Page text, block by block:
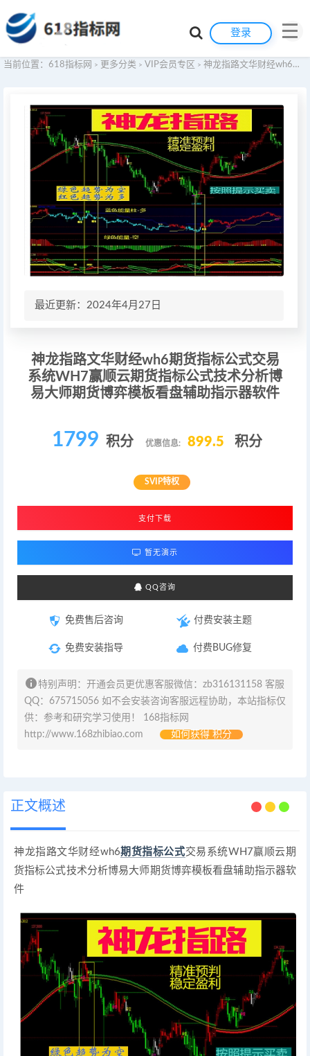
登录
当前位置： 618指标网 > 更多分类 > VIP会员专区 > 神龙指路文华财经wh6期货指标公式交易系统WH7赢顺云期货指标公式技术分析博易大师期货博弈模板看盘辅助指示器软件
最近更新：2024年4月27日
神龙指路文华财经wh6期货指标公式交易
系统WH7赢顺云期货指标公式技术分析博
易大师期货博弈模板看盘辅助指示器软件
1799 积分 优惠信息: 899.5 积分
SVIP特权
支付下载
暂无演示
QQ咨询
免费售后咨询
免费安装指导
付费安装主题
付费BUG修复
特别声明：开通会员更优惠客服微信：zb316131158 客服
QQ：675715056 如不会安装咨询客服远程协助，本站指标仅
供：参考和研究学习使用！ 168指标网
http://www.168zhibiao.com
如何获得 积分
正文概述
神龙指路文华财经wh6期货指标公式交易系统WH7赢顺云期
货指标公式技术分析博易大师期货博弈模板看盘辅助指示器软
件